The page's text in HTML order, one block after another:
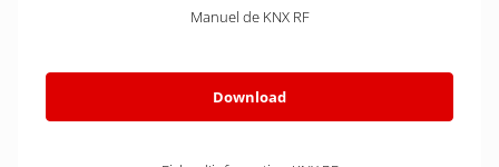
Manuel de KNX RF
Download